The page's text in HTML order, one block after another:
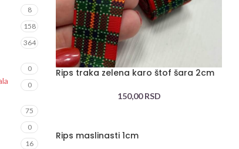
8
158
364
0
0
75
0
16
Rips traka zelena karo štof šara 2cm
150,00RSD
Rips maslinasti 1cm